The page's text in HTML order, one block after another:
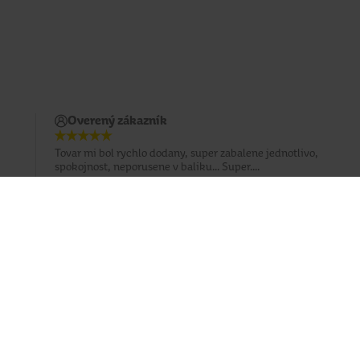
Overený zákazník
Tovar mi bol rychlo dodany, super zabalene jednotlivo,
spokojnost, neporusene v baliku... Super....